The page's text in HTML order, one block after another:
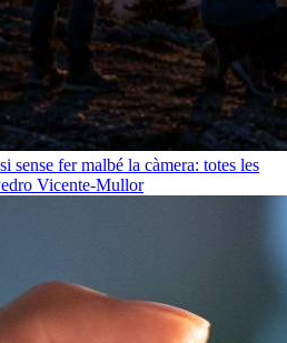
sense fer malbé la càmera: totes les
Vicente-Mullor